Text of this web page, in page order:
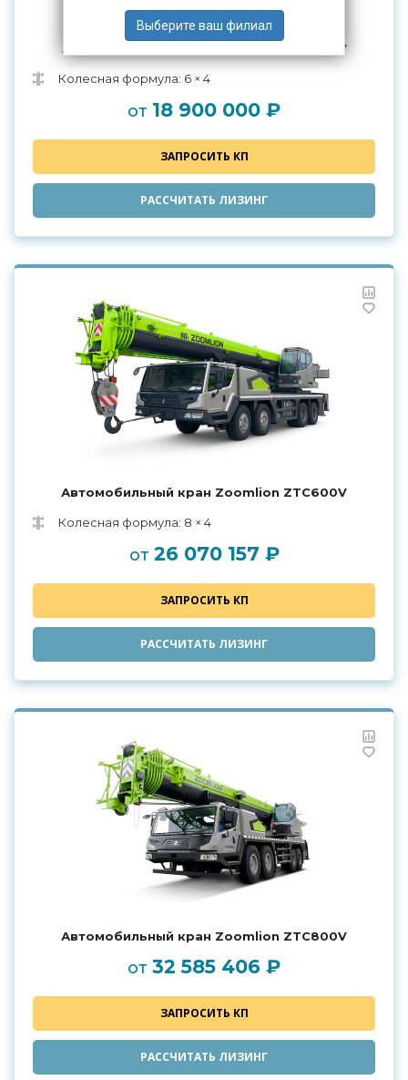
Автомобильный кран Zoomlion ZTC300V
Колесная формула: 6 × 4
от 18 900 000 ₽
ЗАПРОСИТЬ КП
РАССЧИТАТЬ ЛИЗИНГ
Автомобильный кран Zoomlion ZTC600V
Колесная формула: 8 × 4
от 26 070 157 ₽
ЗАПРОСИТЬ КП
РАССЧИТАТЬ ЛИЗИНГ
Автомобильный кран Zoomlion ZTC800V
от 32 585 406 ₽
ЗАПРОСИТЬ КП
РАССЧИТАТЬ ЛИЗИНГ